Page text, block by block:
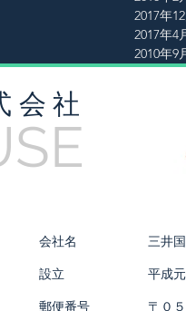
2017年
2017年4
2010年9
会社
会社名
設立
郵便番号
三井
平成
〒０